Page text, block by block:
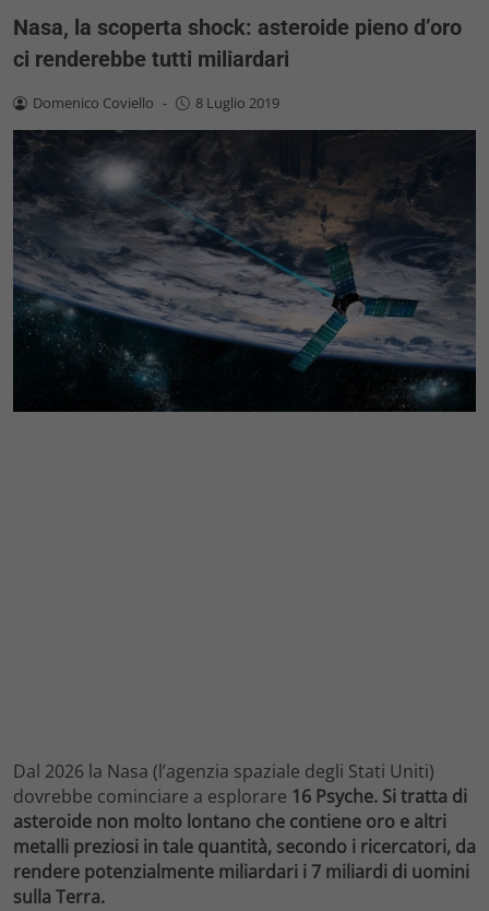
Nasa, la scoperta shock: asteroide pieno d’oro
ci renderebbe tutti miliardari
Domenico Coviello - 8 Luglio 2019
Dal 2026 la Nasa (l’agenzia spaziale degli Stati Uniti)
dovrebbe cominciare a esplorare 16 Psyche. Si tratta di
asteroide non molto lontano che contiene oro e altri
metalli preziosi in tale quantità, secondo i ricercatori, da
rendere potenzialmente miliardari i 7 miliardi di uomini
sulla Terra.